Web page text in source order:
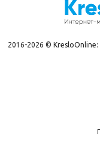
2016-2026 ©